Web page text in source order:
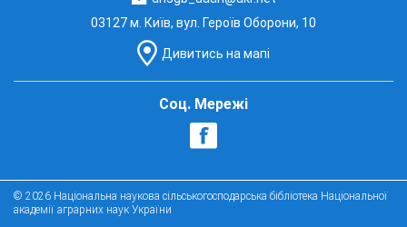
03127 м. Київ, вул. Героїв Оборони, 10
Дивитись на мапі
Соц. Мережі
© 2026 Національна наукова сільськогосподарська бібліотека Національної
академії аграрних наук України